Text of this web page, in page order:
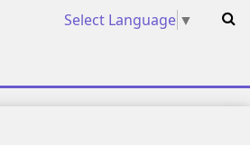
Select Language ▼